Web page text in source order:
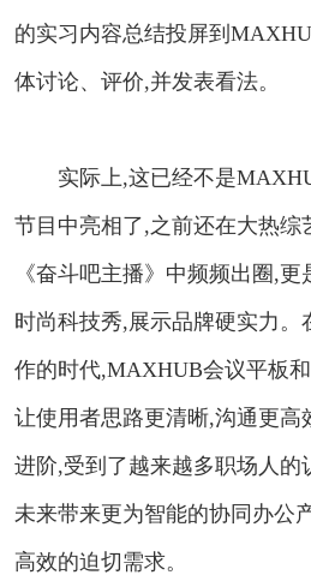
的实习内容总结投屏到
体讨论、评价,并发表看法。
实际上,这已经不是
节目中亮相了,之前还在大热综
《奋斗吧主播》中频频出圈,更
时尚科技秀,展示品牌硬实力。
作的时代,MAXHUB会议平板
让使用者思路更清晰,沟通更高
进阶,受到了越来越多职场人
未来带来更为智能的协同办公
高效的迫切需求。